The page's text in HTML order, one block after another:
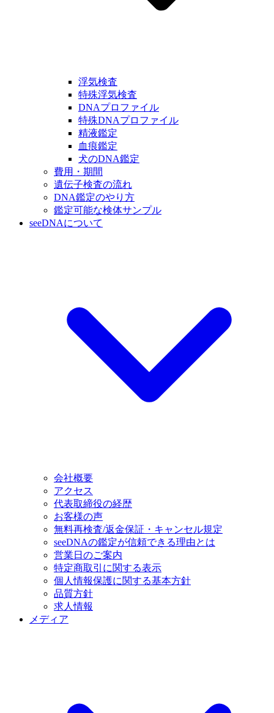
浮気検査
特殊浮気検査
DNAプロファイル
特殊DNAプロファイル
精液鑑定
血痕鑑定
犬のDNA鑑定
費用・期間
遺伝子検査の流れ
DNA鑑定のやり方
鑑定可能な検体サンプル
seeDNAについて
会社概要
アクセス
代表取締役の経歴
お客様の声
無料再検査/返金保証・キャンセル規定
seeDNAの鑑定が信頼できる理由とは
営業日のご案内
特定商取引に関する表示
個人情報保護に関する基本方針
品質方針
求人情報
メディア